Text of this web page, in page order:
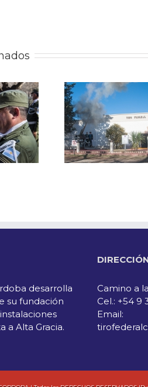
desarrolla
su fundación
a Alta Gracia.
Camino a
Cel.: +54 9
Email: